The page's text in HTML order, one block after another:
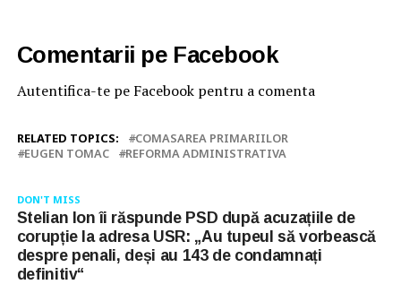
Comentarii pe Facebook
Autentifica-te pe Facebook pentru a comenta
RELATED TOPICS:
COMASAREA PRIMARIILOR
EUGEN TOMAC
REFORMA ADMINISTRATIVA
DON'T MISS
Stelian Ion îi răspunde PSD după acuzațiile de
corupție la adresa USR: „Au tupeul să vorbească
despre penali, deși au 143 de condamnați
definitiv“